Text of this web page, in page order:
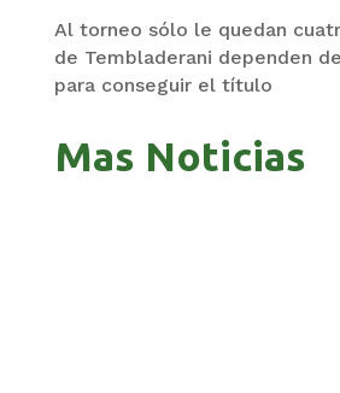
Al torneo sólo le quedan
de Tembladerani dependen
para conseguir el título
Mas Noticias